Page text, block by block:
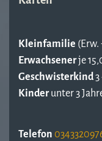
Kleinfamilie (Erw.
Erwachsenerje
Geschwisterkind3
Kinderunter 3
Telefon